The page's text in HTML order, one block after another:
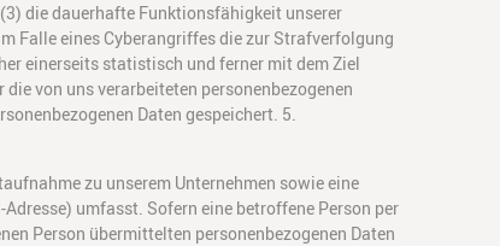
die dauerhafte Funktionsfähigkeit unserer
Falle eines Cyberangriffes die zur Strafverfolgung
einerseits statistisch und ferner mit dem Ziel
von uns verarbeiteten personenbezogenen
Daten gespeichert. 5.
zu unserem Unternehmen sowie eine
umfasst. Sofern eine betroffene Person per
Person übermittelten personenbezogenen Daten